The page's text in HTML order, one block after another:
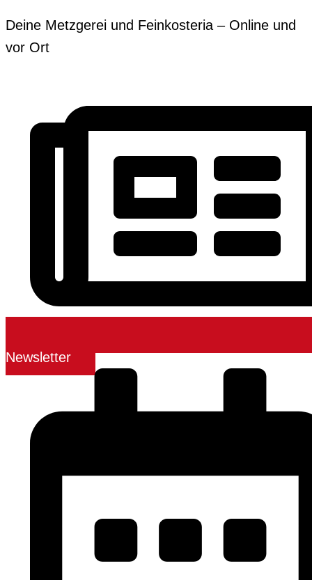
Inhalt
springen
Deine Metzgerei und Feinkosteria – Online und
vor Ort
Newsletter